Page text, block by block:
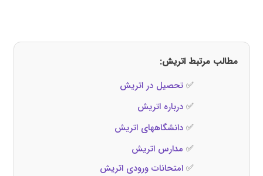
مطالب مرتبط اتریش:
✅تحصیل در اتریش
✅درباره اتریش
✅دانشگاههای اتریش
✅ مدارس اتریش
✅امتحانات ورودی اتریش